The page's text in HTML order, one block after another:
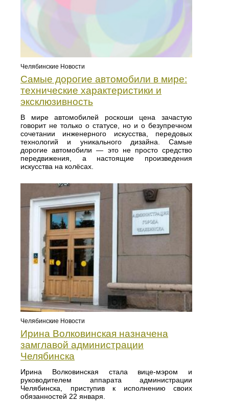
Челябинские Новости
Самые дорогие автомобили в мире:
технические характеристики и
эксклюзивность
В мире автомобилей роскоши цена зачастую
говорит не только о статусе, но и о безупречном
сочетании инженерного искусства, передовых
технологий и уникального дизайна. Самые
дорогие автомобили — это не просто средство
передвижения, а настоящие произведения
искусства на колёсах.
Челябинские Новости
Ирина Волковинская назначена
замглавой администрации
Челябинска
Ирина Волковинская стала вице-мэром и
руководителем аппарата администрации
Челябинска, приступив к исполнению своих
обязанностей 22 января.